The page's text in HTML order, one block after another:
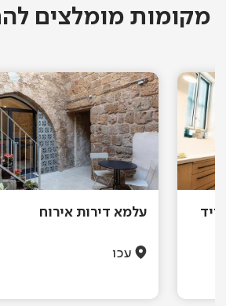
מקומות מומלצים
עלמא דירות אירוח
עכו